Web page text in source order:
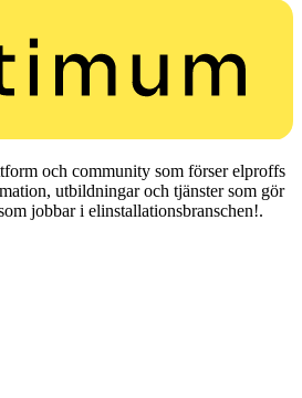
och community som förser elproffs
utbildningar och tjänster som gör
jobbar i elinstallationsbranschen!.